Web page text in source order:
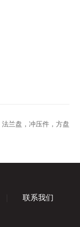
兰盘，冲压件，方盘
联系我们